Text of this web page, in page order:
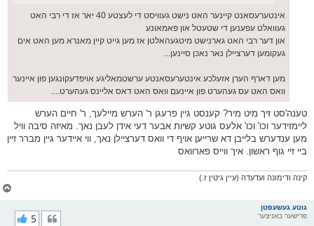
אינטערעסאנט קיינער האט נישט געוויסט די לעצטע 40 יאר אז די רבי האט
געוואלט עפענען די שטעטל און פאמאונע
און דער רבי האט גארנישט מיטגעהאלטן אז מען גייט קיין מאנרא מען האט אים
געקומען דערציילן נאר נאכן סיינען...
מען דארף הערן אזעלכע אינטערעסאנטע ערשטמאליגע אויפדעקונגען פון איינער
וואס האט עס געהערט פון איינעם וואס האט דאס אליינס געהערט....
טענה'סט זיך מיט מיר? קענסט גיין פרעגן ר' הערש מיילעך, ר' חיים הערש
ליימזידער וכו' וכו' אלעס גוטע קשיות אבער דעי אידן לעבן נאך. מאיזה סיבה וויל
מען ענדערש בלייבן דא שרייען אויף די וואס דערציילן נאך, ווי איידער גיין מברר זיין
ביי זיי גוף ראשון. איך ווייס פארוואס
קינה ודימונה ועדעדה (עיין גיטין ז.)
גוטע געשעפטן
פרישער באניצער
5